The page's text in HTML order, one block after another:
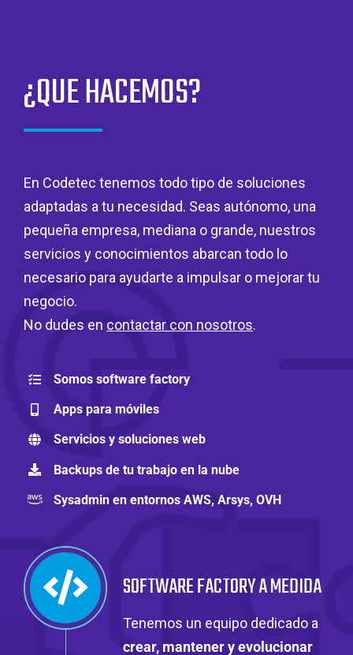
¿QUE HACEMOS?
En Codetec tenemos todo tipo de soluciones
adaptadas a tu necesidad. Seas autónomo, una
pequeña empresa, mediana o grande, nuestros
servicios y conocimientos abarcan todo lo
necesario para ayudarte a impulsar o mejorar tu
negocio.
No dudes en contactar con nosotros.
Somos software factory
Apps para móviles
Servicios y soluciones web
Backups de tu trabajo en la nube
Sysadmin en entornos AWS, Arsys, OVH
SOFTWARE FACTORY A MEDIDA
Tenemos un equipo dedicado a
crear, mantener y evolucionar